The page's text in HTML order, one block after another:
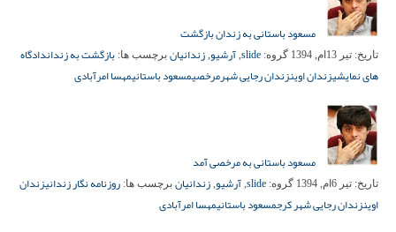
مسعود باستانی به زندان بازگشت
تاریخ: تیر 13ام, 1394 گروه: slide
, آرشیو, زندانیان برچسب ها: بازگشت به زنداندادگاه
های نمایشیزندان اوینزندان رجایی شهرمرخصیمسعود باستانیمهسا امرآبادی
مسعود باستانی به مرخصی آمد
تاریخ: تیر 6ام, 1394 گروه: slide
, آرشیو, زندانیان برچسب ها: روزنامه نگار زندانیزندان
اوینزندان رجایی شهر کرجمسعود باستانیمهسا امرآبادی